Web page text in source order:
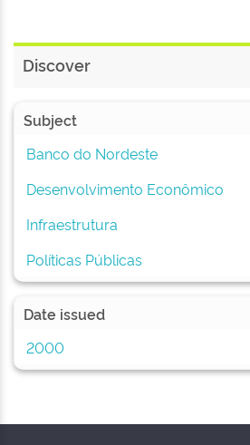
Discover
Subject
Banco do Nordeste
Desenvolvimento Econômico
Infraestrutura
Políticas Públicas
Date issued
2000